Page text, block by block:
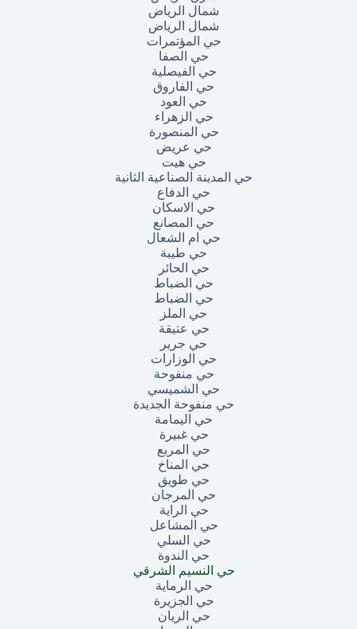
شمال الرياض
شمال الرياض
حي المؤتمرات
حي الصفا
حي الفيصلية
حي الفاروق
حي العود
حي الزهراء
حي المنصورة
حي عريض
حي هيت
حي المدينة الصناعية الثانية
حي الدفاع
حي الاسكان
حي المصانع
حي ام الشعال
حي طيبة
حي الحائر
حي الضباط
حي الضباط
حي الملز
حي عتيقة
حي جرير
حي الوزارات
حي منفوحة
حي الشميسي
حي منفوحة الجديدة
حي اليمامة
حي غبيرة
حي المربع
حي المناخ
حي طويق
حي المرجان
حي الراية
حي المشاعل
حي السلي
حي الندوة
حي النسيم الشرقي
حي الرماية
حي الجزيرة
حي الريان